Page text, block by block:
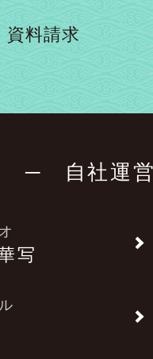
資料請求
─ 自社運
写